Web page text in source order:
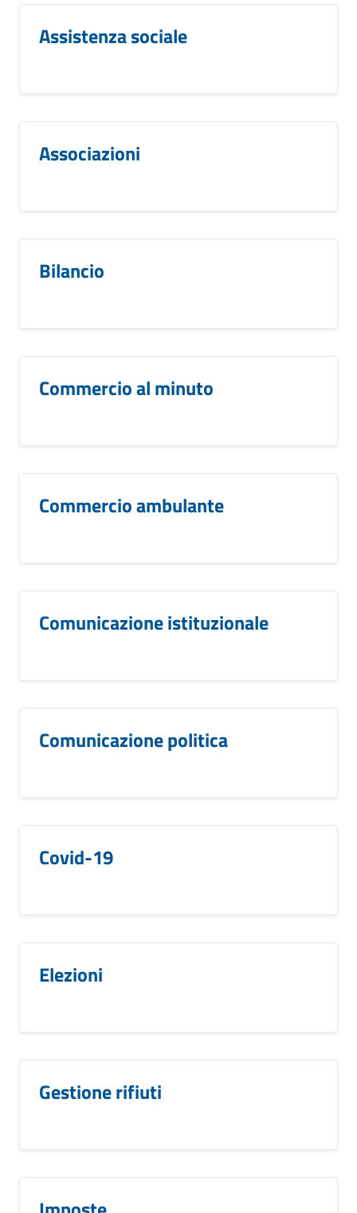
Assistenza sociale
Associazioni
Bilancio
Commercio al minuto
Commercio ambulante
Comunicazione istituzionale
Comunicazione politica
Covid-19
Elezioni
Gestione rifiuti